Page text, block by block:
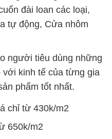
đài loan các loại,
tự động, Cửa nhôm
người tiêu dùng những
kinh tế của từng gia
phẩm tốt nhất.
chỉ từ 430k/m2
650k/m2